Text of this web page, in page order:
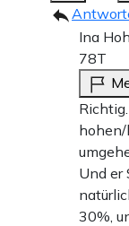
Ina
78T
Und er
30%,